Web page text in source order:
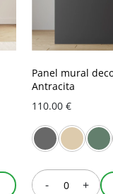
Panel mural
Antracita
110.00 €
- +